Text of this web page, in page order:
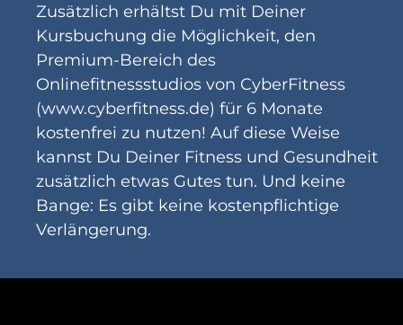
Zusätzlich erhältst Du mit Deiner
Kursbuchung die Möglichkeit, den
Premium-Bereich des
Onlinefitnessstudios von CyberFitness
(www.cyberfitness.de) für 6 Monate
kostenfrei zu nutzen! Auf diese Weise
kannst Du Deiner Fitness und Gesundheit
zusätzlich etwas Gutes tun. Und keine
Bange: Es gibt keine kostenpflichtige
Verlängerung.